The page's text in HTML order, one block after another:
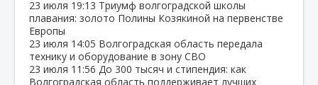
23 июля 19:13 Триумф волгоградской школы
плавания: золото Полины Козякиной на первенстве
Европы
23 июля 14:05 Волгоградская область передала
технику и оборудование в зону СВО
23 июля 11:56 До 300 тысяч и стипендия: как
Волгоградская область поддерживает лучших